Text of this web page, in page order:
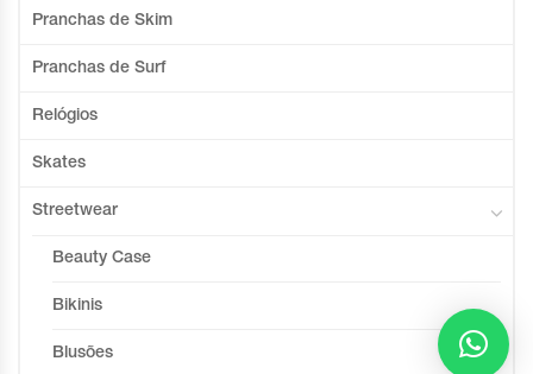
Pranchas de Skim
Pranchas de Surf
Relógios
Skates
Streetwear
Beauty Case
Bikinis
Blusões